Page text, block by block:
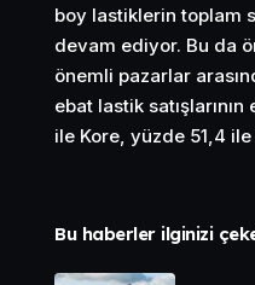
boy lastiklerin toplam
devam ediyor. Bu da
önemli pazarlar
ebat lastik
ile Kore, yüzde 51,4
Bu haberler ilginizi